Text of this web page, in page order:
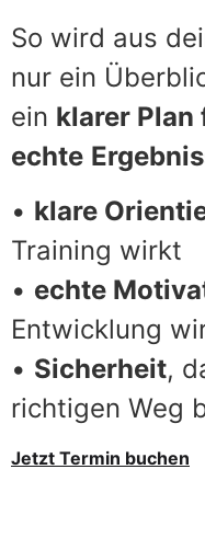
So wird aus
nur ein
ein klarer Plan
echte
• klare
Training wirkt
• echte
Entwicklung
• Sicherheit,
richtigen Weg
Jetzt Termin buchen